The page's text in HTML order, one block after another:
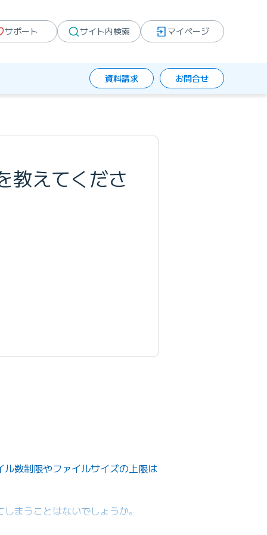
サポート サイト内検索 マイページ
資料請求 お問合せ
教えてくださ
数制限やファイルサイズの上限は
まうことはないでしょうか。